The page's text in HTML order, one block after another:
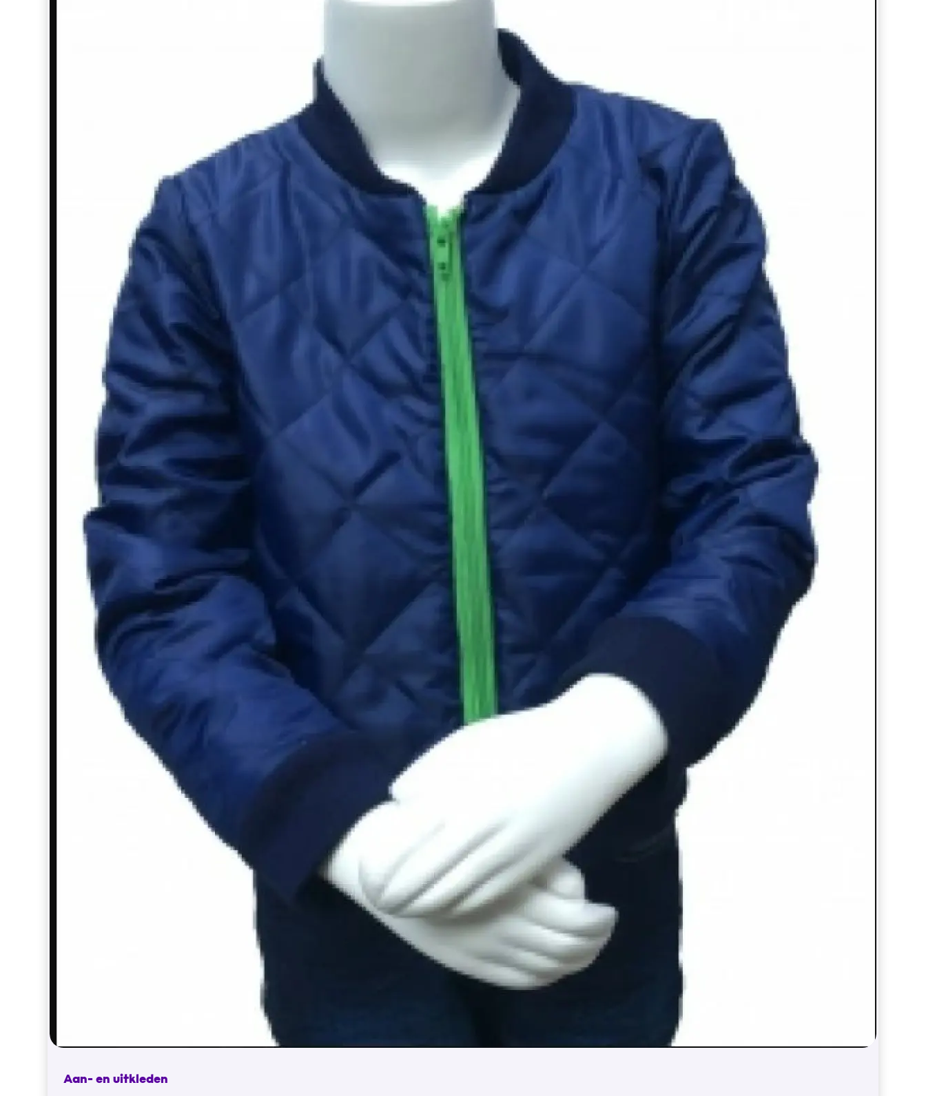
Aan- en uitkleden